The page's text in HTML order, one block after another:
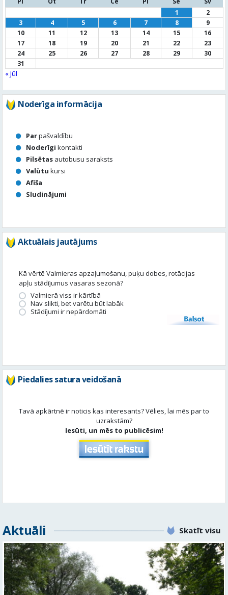
1
2
3
4 5 6 7 8
9
10
11 12 13 14 15
16
17
18 19 20 21 22
23
24
25 26 27 28 29
30
31
« Jūl
Noderīga informācija
Parpašvaldību
Noderīgi kontakti
Pilsētas autobusu saraksts
Valūtu kursi
Afiša
Sludinājumi
Aktuālais jautājums
Kā vērtē Valmieras apzaļumošanu, puķu dobes, rotācijas
apļu stādījumus vasaras sezonā?
Valmierā viss ir kārtībā
Nav slikti, bet varētu būt labāk
Stādījumi ir nepārdomāti
Balsot
Piedalies satura veidošanā
Tavā apkārtnē ir noticis kas interesants? Vēlies, lai mēs par to
uzrakstām?
Iesūti, un mēs to publicēsim!
Aktuāli Skatīt visu